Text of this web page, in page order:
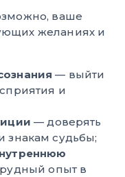
ваше
желаниях и
— выйти
и
— доверять
знакам судьбы;
опыт в